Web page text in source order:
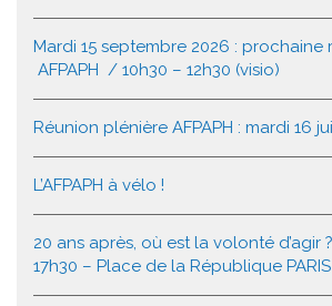
Mardi 15 septembre 2026 : prochaine
AFPAPH / 10h30 – 12h30 (visio)
Réunion plénière AFPAPH : mardi 16
L’AFPAPH à vélo !
20 ans après, où est la volonté d’agir
17h30 – Place de la République PARIS